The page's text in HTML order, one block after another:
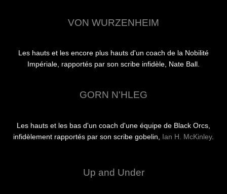
VON WURZENHEIM
Les hauts et les encore plus hauts d'un coach de la Nobilité
Impériale, rapportés par son scribe infidèle, Nate Ball.
GORN N'HLEG
Les hauts et les bas d'un coach d'une équipe de Black Orcs,
infidèlement rapportés par son scribe gobelin, Ian H. McKinley.
Up and Under